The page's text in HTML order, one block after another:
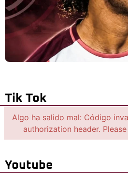
Tik Tok
Algo ha salido mal: Código
authorization header.
Youtube